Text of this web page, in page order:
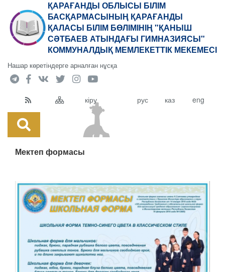
ҚАРАҒАНДЫ ОБЛЫСЫ БІЛІМ
БАСҚАРМАСЫНЫҢ ҚАРАҒАНДЫ
ҚАЛАСЫ БІЛІМ БӨЛІМІНІҢ "ҚАНЫШ
СӘТБАЕВ АТЫНДАҒЫ ГИМНАЗИЯСЫ"
КОММУНАЛДЫҚ МЕМЛЕКЕТТІК МЕКЕМЕСІ
Нашар көретіндерге арналған нұсқа
кіру рус каз eng
Мектеп формасы